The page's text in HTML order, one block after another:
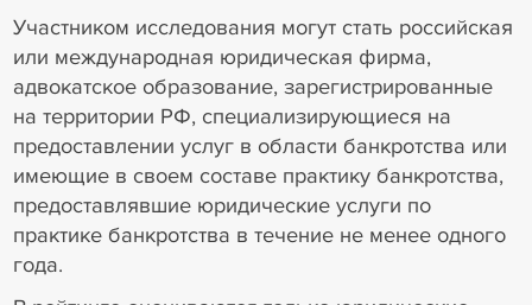
Участником исследования могут стать российская
или международная юридическая фирма,
адвокатское образование, зарегистрированные
на территории РФ, специализирующиеся на
предоставлении услуг в области банкротства или
имеющие в своем составе практику банкротства,
предоставлявшие юридические услуги по
практике банкротства в течение не менее одного
года.